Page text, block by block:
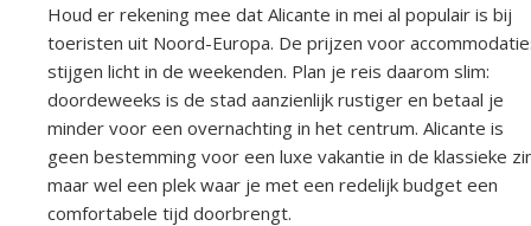
Houd er rekening mee dat Alicante in mei al populair is bij
toeristen uit Noord-Europa. De prijzen voor
stijgen licht in de weekenden. Plan je reis daarom slim:
doordeweeks is de stad aanzienlijk rustiger en betaal je
minder voor een overnachting in het centrum. Alicante is
geen bestemming voor een luxe vakantie in de klassieke
maar wel een plek waar je met een redelijk budget een
comfortabele tijd doorbrengt.